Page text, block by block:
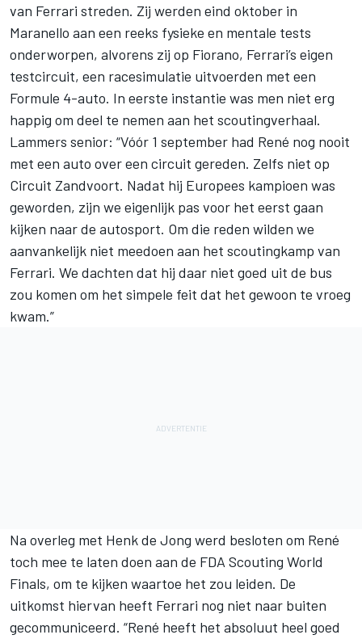
van Ferrari streden. Zij werden eind oktober in
Maranello aan een reeks fysieke en mentale tests
onderworpen, alvorens zij op Fiorano, Ferrari’s eigen
testcircuit, een racesimulatie uitvoerden met een
Formule 4-auto. In eerste instantie was men niet erg
happig om deel te nemen aan het scoutingverhaal.
Lammers senior: “Vóór 1 september had René nog nooit
met een auto over een circuit gereden. Zelfs niet op
Circuit Zandvoort. Nadat hij Europees kampioen was
geworden, zijn we eigenlijk pas voor het eerst gaan
kijken naar de autosport. Om die reden wilden we
aanvankelijk niet meedoen aan het scoutingkamp van
Ferrari. We dachten dat hij daar niet goed uit de bus
zou komen om het simpele feit dat het gewoon te vroeg
kwam.”
Na overleg met Henk de Jong werd besloten om René
toch mee te laten doen aan de FDA Scouting World
Finals, om te kijken waartoe het zou leiden. De
uitkomst hiervan heeft Ferrari nog niet naar buiten
gecommuniceerd. “René heeft het absoluut heel goed